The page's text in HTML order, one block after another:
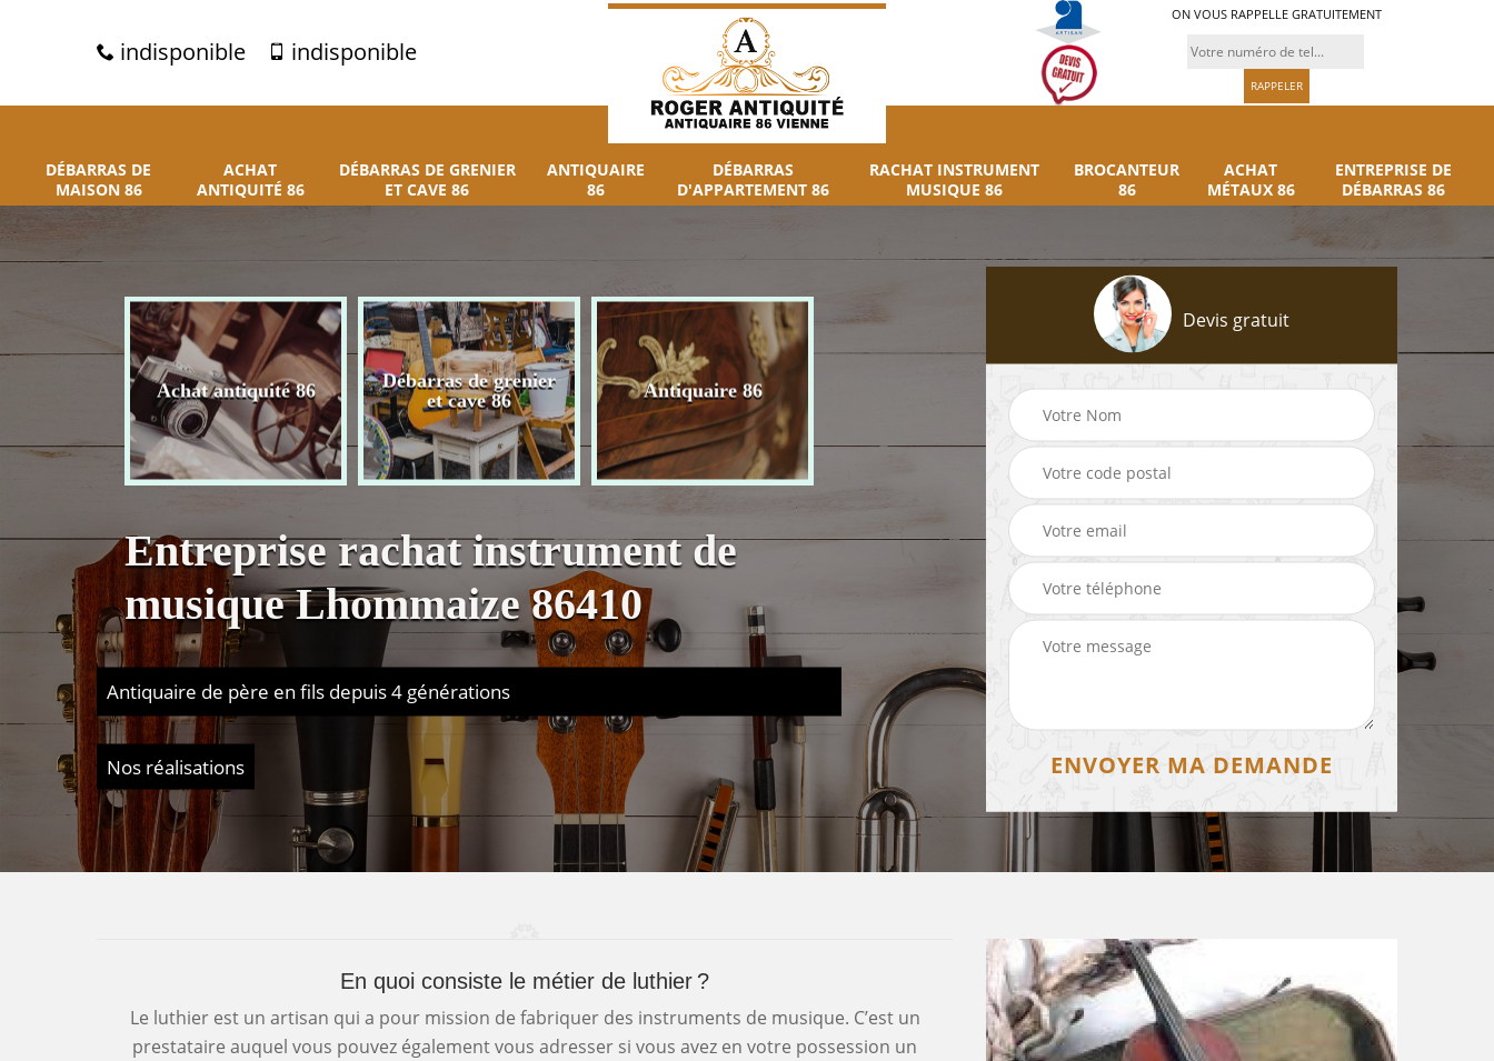
indisponible indisponible
ON VOUS RAPPELLE GRATUITEMENT
DÉBARRAS DE
MAISON 86
ACHAT
ANTIQUITÉ 86
DÉBARRAS DE GRENIER
ET CAVE 86
ANTIQUAIRE
86
DÉBARRAS
D'APPARTEMENT 86
RACHAT INSTRUMENT
MUSIQUE 86
BROCANTEUR
86
ACHAT
MÉTAUX 86
ENTREPRISE DE
DÉBARRAS 86
Achat antiquité 86
Débarras de grenier
et cave 86
Antiquaire 86
d'appartement 86
Brocanteur 86
Entreprise rachat instrument de
musique Lhommaize 86410
Antiquaire de père en fils depuis 4 générations
Nos réalisations
Devis gratuit
En quoi consiste le métier de luthier ?
Le luthier est un artisan qui a pour mission de fabriquer des instruments de musique. C’est un
prestataire auquel vous pouvez également vous adresser si vous avez en votre possession un